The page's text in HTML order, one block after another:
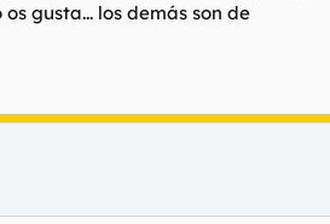
gusta... los demás son de